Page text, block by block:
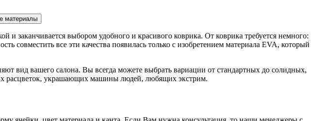
материалы
и заканчивается выбором удобного и красивого коврика. От коврика требуется немного:
совместить все эти качества появилась только с изобретением материала EVA, который
вид вашего салона. Вы всегда можете выбрать вариации от стандартных до солидных,
расцветок, украшающих машины людей, любящих экстрим.